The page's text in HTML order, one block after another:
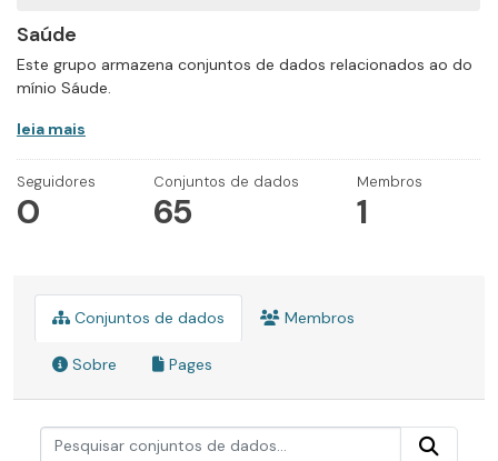
Saúde
Este grupo armazena conjuntos de dados relacionados ao do
mínio Sáude.
leia mais
Seguidores
0
Conjuntos de dados
65
Membros
1
Conjuntos de dados Membros
Sobre Pages